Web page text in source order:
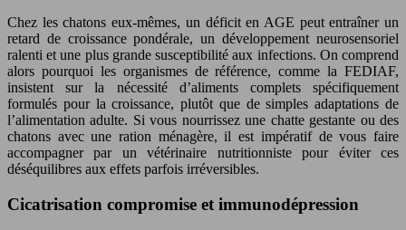
Chez les chatons eux-mêmes, un déficit en AGE peut entraîner un
retard de croissance pondérale, un développement neurosensoriel
ralenti et une plus grande susceptibilité aux infections. On comprend
alors pourquoi les organismes de référence, comme la FEDIAF,
insistent sur la nécessité d’aliments complets spécifiquement
formulés pour la croissance, plutôt que de simples adaptations de
l’alimentation adulte. Si vous nourrissez une chatte gestante ou des
chatons avec une ration ménagère, il est impératif de vous faire
accompagner par un vétérinaire nutritionniste pour éviter ces
déséquilibres aux effets parfois irréversibles.
Cicatrisation compromise et immunodépression